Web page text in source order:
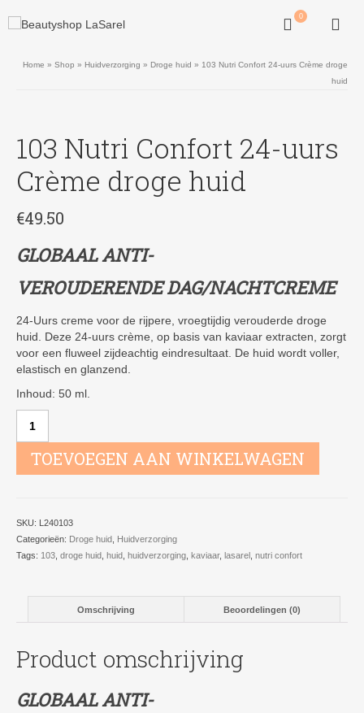
0
Home » Shop » Huidverzorging » Droge huid » 103 Nutri Confort 24-uurs Crème droge
huid
103 Nutri Confort 24-uurs
Crème droge huid
€49.50
GLOBAAL ANTI-
VEROUDERENDEDAG/NACHTCREME
24-Uurs creme voor de rijpere, vroegtijdig verouderde droge
huid. Deze 24-uurs crème, op basis van kaviaar extracten, zorgt
voor een fluweel zijdeachtig eindresultaat. De huid wordt voller,
elastisch en glanzend.
Inhoud: 50 ml.
Nutri
Confort
aantal
TOEVOEGEN AAN WINKELWAGEN
SKU:
L240103
Categorieën: Droge huid
Huidverzorging
Tags: 103 droge huid huid huidverzorging kaviaar, lasarel nutri confort
Omschrijving Beoordelingen (0)
Product omschrijving
GLOBAAL ANTI-